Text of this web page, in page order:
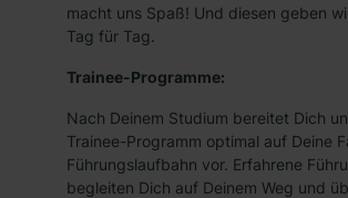
macht uns Spaß! Und diesen geben
Tag für Tag.
Trainee-Programme:
Nach Deinem Studium bereitet Dich
Trainee-Programm optimal auf Deine
Führungslaufbahn vor. Erfahrene
begleiten Dich auf Deinem Weg und